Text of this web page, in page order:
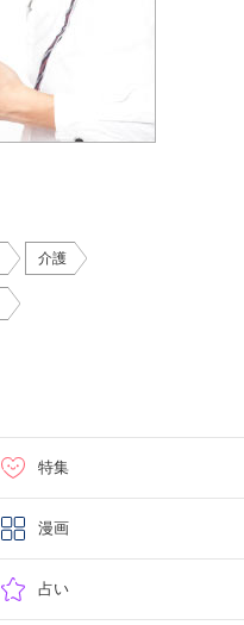
介護
特集
漫画
占い